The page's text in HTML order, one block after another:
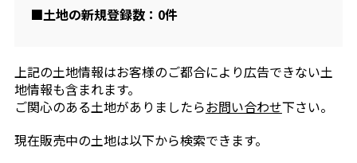
■土地の新規登録数：0件
上記の土地情報はお客様のご都合により広告できない土
地情報も含まれます。
ご関心のある土地がありましたらお問い合わせ下さい。
現在販売中の土地は以下から検索できます。